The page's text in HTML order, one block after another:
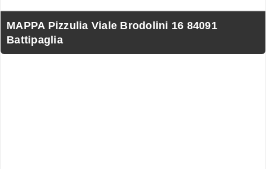
MAPPA Pizzulia Viale Brodolini 16 84091
Battipaglia